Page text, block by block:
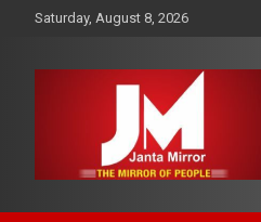
Saturday, August 8, 2026
Janta